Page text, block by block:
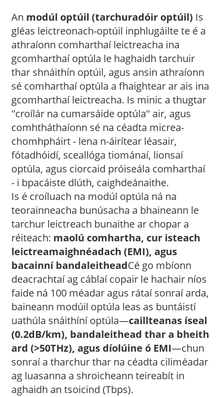
An modúl optúil (tarchuradóir optúil) Is
gléas leictreonach-optúil inphlugáilte te é a
athraíonn comharthaí leictreacha ina
gcomharthaí optúla le haghaidh tarchuir
thar shnáithín optúil, agus ansin athraíonn
sé comharthaí optúla a fhaightear ar ais ina
gcomharthaí leictreacha. Is minic a thugtar
"croílár na cumarsáide optúla" air, agus
comhtháthaíonn sé na céadta micrea-
chomhpháirt - lena n-áirítear léasair,
fótadhóidí, sceallóga tiománaí, lionsaí
optúla, agus ciorcaid próiseála comharthaí
- i bpacáiste dlúth, caighdeánaithe.
Is é croíluach na modúl optúla ná na
teorainneacha bunúsacha a bhaineann le
tarchur leictreach bunaithe ar chopar a
réiteach: maolú comhartha, cur isteach
leictreamaighnéadach (EMI), agus
bacainní bandaleitheadCé go mbíonn
deacrachtaí ag cáblaí copair le hachair níos
faide ná 100 méadar agus rátaí sonraí arda,
baineann modúil optúla leas as buntáistí
uathúla snáithíní optúla—caillteanas íseal
(0.2dB/km), bandaleithead thar a bheith
ard (>50THz), agus díolúine ó EMI—chun
sonraí a tharchur thar na céadta ciliméadar
ag luasanna a shroicheann teireabít in
aghaidh an tsoicind (Tbps).